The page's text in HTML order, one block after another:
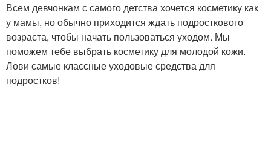
Всем девчонкам с самого детства хочется косметику как
у мамы, но обычно приходится ждать подросткового
возраста, чтобы начать пользоваться уходом. Мы
поможем тебе выбрать косметику для молодой кожи.
Лови самые классные уходовые средства для
подростков!